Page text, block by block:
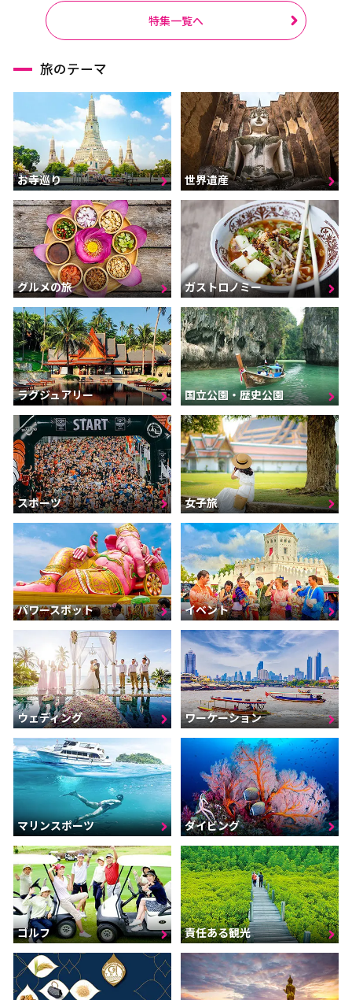
特集一覧へ
旅のテーマ
お寺巡り 世界遺産
グルメの旅 ガストロノミー
ラグジュアリー 国立公園・歴史公園
スポーツ 女子旅
パワースポット イベント
ウェディング ワーケーション
マリンスポーツ ダイビング
ゴルフ 責任ある観光